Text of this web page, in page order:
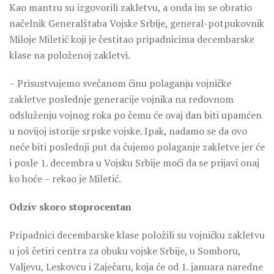
Kao mantru su izgovorili zakletvu, a onda im se obratio
načelnik Generalštaba Vojske Srbije, general-potpukovnik
Miloje Miletić koji je čestitao pripadnicima decembarske
klase na položenoj zakletvi.
– Prisustvujemo svečanom činu polaganju vojničke
zakletve poslednje generacije vojnika na redovnom
odsluženju vojnog roka po čemu će ovaj dan biti upamćen
u novijoj istorije srpske vojske. Ipak, nadamo se da ovo
neće biti poslednji put da čujemo polaganje zakletve jer će
i posle 1. decembra u Vojsku Srbije moći da se prijavi onaj
ko hoće – rekao je Miletić.
Odziv skoro stoprocentan
Pripadnici decembarske klase položili su vojničku zakletvu
u još četiri centra za obuku vojske Srbije, u Somboru,
Valjevu, Leskovcu i Zaječaru, koja će od 1. januara naredne